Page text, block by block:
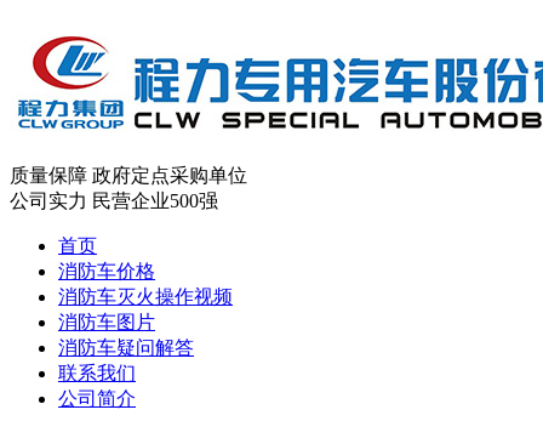
质量保障 政府定点采购单位
公司实力 民营企业500强
首页
消防车价格
消防车灭火操作视频
消防车图片
消防车疑问解答
联系我们
公司简介